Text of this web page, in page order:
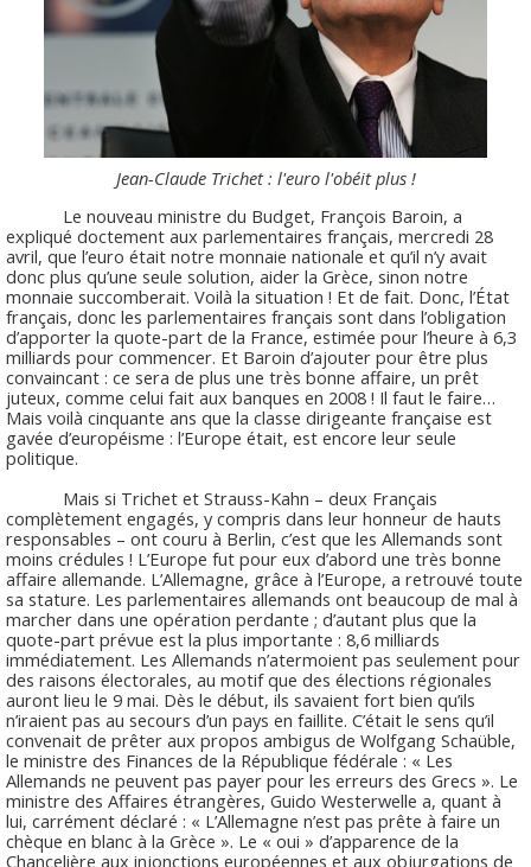
Jean-Claude Trichet : l'euro l'obéit plus !
Le nouveau ministre du Budget, François Baroin, a
expliqué doctement aux parlementaires français, mercredi 28
avril, que l’euro était notre monnaie nationale et qu’il n’y avait
donc plus qu’une seule solution, aider la Grèce, sinon notre
monnaie succomberait. Voilà la situation ! Et de fait. Donc, l’État
français, donc les parlementaires français sont dans l’obligation
d’apporter la quote-part de la France, estimée pour l’heure à 6,3
milliards pour commencer. Et Baroin d’ajouter pour être plus
convaincant : ce sera de plus une très bonne affaire, un prêt
juteux, comme celui fait aux banques en 2008 ! Il faut le faire…
Mais voilà cinquante ans que la classe dirigeante française est
gavée d’européisme : l’Europe était, est encore leur seule
politique.
Mais si Trichet et Strauss-Kahn – deux Français
complètement engagés, y compris dans leur honneur de hauts
responsables – ont couru à Berlin, c’est que les Allemands sont
moins crédules ! L’Europe fut pour eux d’abord une très bonne
affaire allemande. L’Allemagne, grâce à l’Europe, a retrouvé toute
sa stature. Les parlementaires allemands ont beaucoup de mal à
marcher dans une opération perdante ; d’autant plus que la
quote-part prévue est la plus importante : 8,6 milliards
immédiatement. Les Allemands n’atermoient pas seulement pour
des raisons électorales, au motif que des élections régionales
auront lieu le 9 mai. Dès le début, ils savaient fort bien qu’ils
n’iraient pas au secours d’un pays en faillite. C’était le sens qu’il
convenait de prêter aux propos ambigus de Wolfgang Schaüble,
le ministre des Finances de la République fédérale : « Les
Allemands ne peuvent pas payer pour les erreurs des Grecs ». Le
ministre des Affaires étrangères, Guido Westerwelle a, quant à
lui, carrément déclaré : « L’Allemagne n’est pas prête à faire un
chèque en blanc à la Grèce ». Le « oui » d’apparence de la
Chancelière aux injonctions européennes et aux objurgations de